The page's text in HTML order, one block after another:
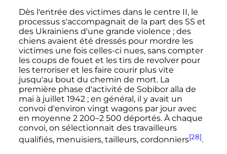
Dès l'entrée des victimes dans le centre II, le
processus s'accompagnait de la part des SS et
des Ukrainiens d'une grande violence ; des
chiens avaient été dressés pour mordre les
victimes une fois celles-ci nues, sans compter
les coups de fouet et les tirs de revolver pour
les terroriser et les faire courir plus vite
jusqu'au bout du chemin de mort. La
première phase d'activité de Sobibor alla de
mai à juillet 1942 ; en général, il y avait un
convoi d'environ vingt wagons par jour avec
en moyenne 2 200–2 500 déportés. À chaque
convoi, on sélectionnait des travailleurs
qualifiés, menuisiers, tailleurs, cordonniers[28].